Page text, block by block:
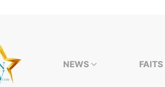
NEWS FAITS